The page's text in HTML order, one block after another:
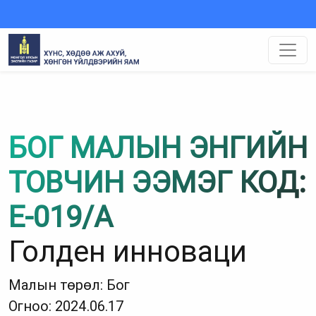
БОГ МАЛЫН ЭНГИЙН
ТОВЧИН ЭЭМЭГ КОД:
Е-019/А
Голден инноваци
Малын төрөл: Бог
Огноо: 2024.06.17